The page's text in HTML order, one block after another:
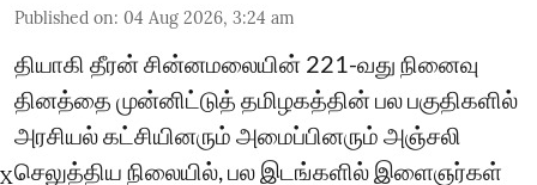
Published on: 04 Aug 2026, 3:24 am
தியாகி தீரன் சின்னமலையின் 221-வது நினைவு
தினத்தை முன்னிட்டுத் தமிழகத்தின் பல பகுதிகளில்
அரசியல் கட்சியினரும் அமைப்பினரும் அஞ்சலி
செலுத்திய நிலையில், பல இடங்களில் இளைஞர்கள்
X